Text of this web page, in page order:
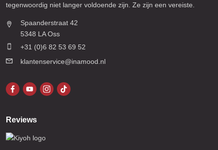
tegenwoordig niet langer voldoende zijn. Ze zijn een vereiste.
Spaanderstraat 42
5348 LA Oss
+31 (0)6 82 53 69 52
klantenservice@inamood.nl
Reviews